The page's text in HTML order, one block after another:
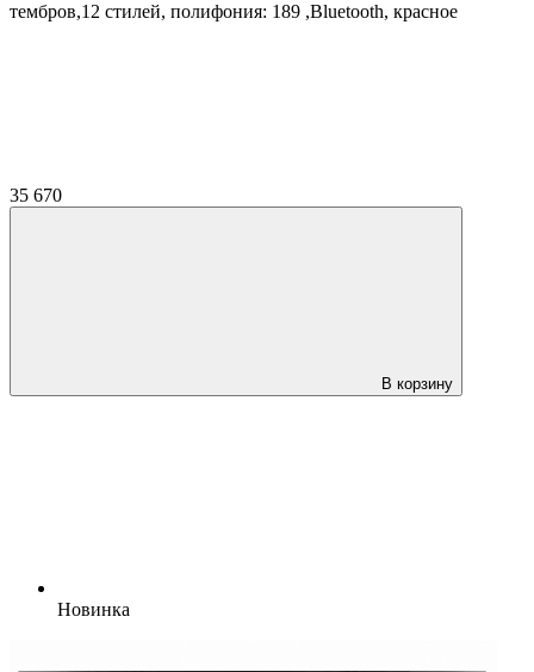
тембров,12 стилей, полифония: 189 ,Bluetooth, краснoe
35 670
В корзину
Новинка